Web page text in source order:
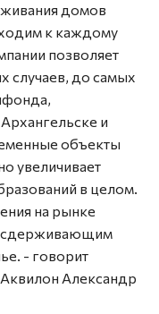
домов
к каждому
позволяет
случаев, до самых
и
объекты
увеличивает
в целом.
на рынке
сдерживающим
- говорит
Александр